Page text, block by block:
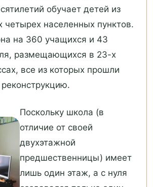
обучает детей из
населенных пунктов.
на 360 учащихся и 43
размещающихся в 23-х
все из которых прошли
Поскольку школа (в
отличие от своей
двухэтажной
предшественницы) имеет
лишь один этаж, а с нуля